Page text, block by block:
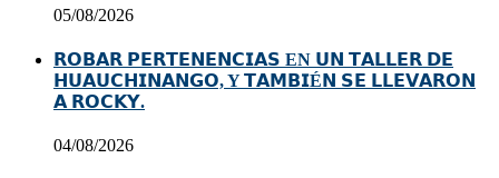
05/08/2026
𝗥𝗢𝗕𝗔𝗥 𝗣𝗘𝗥𝗧𝗘𝗡𝗘𝗡𝗖𝗜𝗔𝗦 EN 𝗨𝗡 𝗧𝗔𝗟𝗟𝗘𝗥 𝗗𝗘
𝗛𝗨𝗔𝗨𝗖𝗛𝗜𝗡𝗔𝗡𝗚𝗢, Y 𝗧𝗔𝗠𝗕𝗜É𝗡 𝗦𝗘 𝗟𝗟𝗘𝗩𝗔𝗥𝗢𝗡
𝗔 𝗥𝗢𝗖𝗞𝗬.
04/08/2026